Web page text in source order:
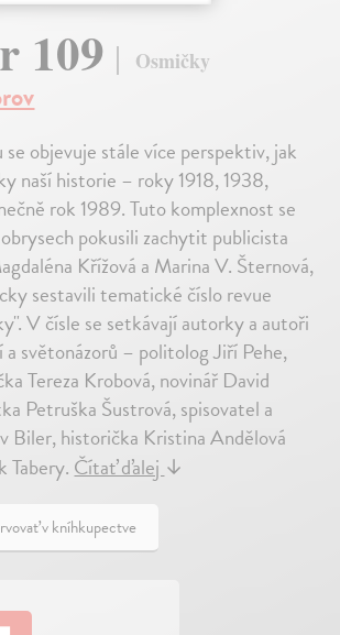
109 Osmičky
se objevuje stále více perspektiv, jak
naší historie – roky 1918, 1938,
rok 1989. Tuto komplexnost se
pokusili zachytit publicista
Křížová a Marina V. Šternová,
sestavili tematické číslo revue
V čísle se setkávají autorky a autoři
a světonázorů – politolog Jiří Pehe,
Tereza Krobová, novinář David
Petruška Šustrová, spisovatel a
Biler, historička Kristina Andělová
Tabery. Čítať ďalej ↓
v kníhkupectve